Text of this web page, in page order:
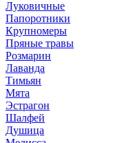
Луковичные
Папоротники
Крупномеры
Пряные травы
Розмарин
Лаванда
Тимьян
Мята
Эстрагон
Шалфей
Душица